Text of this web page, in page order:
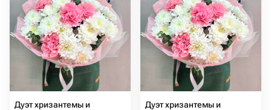
Дуэт хризантемы и
Дуэт хризантемы и